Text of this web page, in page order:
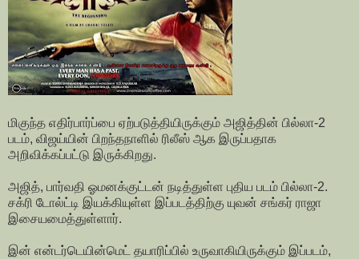
மிகுந்த எதிர்பார்ப்பை ஏற்படுத்தியிருக்கும் அஜித்தின் பில்லா-2
படம், விஜய்யின் பிறந்தநாளில் ரிலீஸ் ஆக இருப்பதாக
அறிவிக்கப்பட்டு இருக்கிறது.
அஜித், பார்வதி ஓமனக்குட்டன் நடித்துள்ள புதிய படம் பில்லா-2.
சக்ரி டோல்ட்டி இயக்கியுள்ள இப்படத்திற்கு யுவன் சங்கர் ராஜா
இசையமைத்துள்ளார்.
இன் என்டர்டெயின்மெட் தயாரிப்பில் உருவாகியிருக்கும் இப்படம்,